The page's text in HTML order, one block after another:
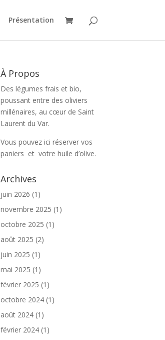
Présentation
À Propos
Des légumes frais et bio,
poussant entre des oliviers
millénaires, au cœur de Saint
Laurent du Var.
Vous pouvez ici réserver vos
paniers et votre huile d’olive.
Archives
juin 2026 (1)
novembre 2025 (1)
octobre 2025 (1)
août 2025 (2)
juin 2025 (1)
mai 2025 (1)
février 2025 (1)
octobre 2024 (1)
août 2024 (1)
février 2024 (1)